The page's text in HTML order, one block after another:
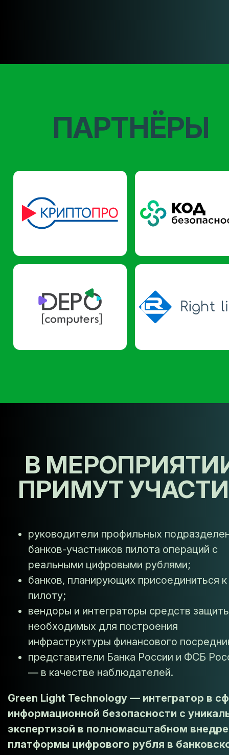
ПАРТНЁРЫ
В
ПРИМУТ
руководители профильных
банков-участников пилота операций с
реальными цифровыми рублями;
банков, планирующих присоединиться к
пилоту;
вендоры и интеграторы средств
необходимых для построения
инфраструктуры финансового
представители Банка России и ФСБ
— в качестве наблюдателей.
Green Light Technology — интегратор в
информационной безопасности с
экспертизой в полномасштабном
платформы цифрового рубля в